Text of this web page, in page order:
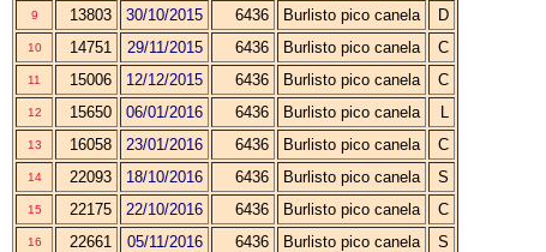
9 13803 30/10/2015 6436 Burlisto pico canela D
10 14751 29/11/2015 6436 Burlisto pico canela C
11 15006 12/12/2015 6436 Burlisto pico canela C
12 15650 06/01/2016 6436 Burlisto pico canela L
13 16058 23/01/2016 6436 Burlisto pico canela C
14 22093 18/10/2016 6436 Burlisto pico canela S
15 22175 22/10/2016 6436 Burlisto pico canela C
16 22661 05/11/2016 6436 Burlisto pico canela S